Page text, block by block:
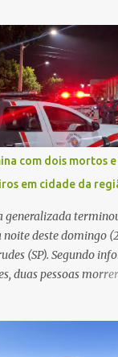
é apenas investir
onde investir para
possível à
respaldo tanto
a vítima recebeu
de um homem que
da conta bancária
suspeito alegou que
o cadastro
a vítima sobre
que deveriam ser
o golpista enviou um
PDF simulando
oficial da instituição
sequência, entrou
e encaminhou um link,
vítima a acessá-lo
a conta bancária
com dois mortos
em cidade da
generalizada
deste domingo
(SP). Segundo
duas pessoas
da Avenida João